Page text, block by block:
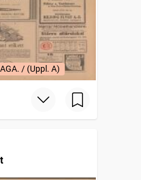
/ (Uppl. A)